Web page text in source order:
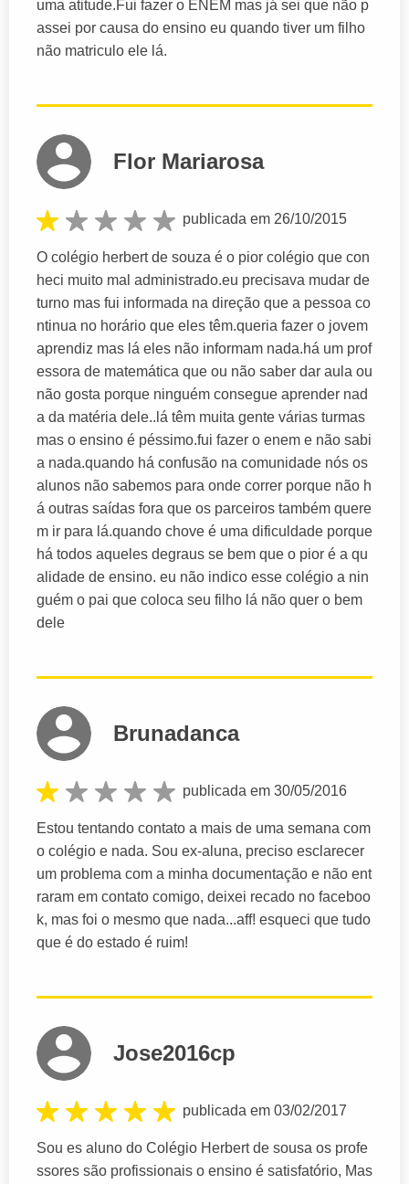
uma atitude.Fui fazer o ENEM mas já sei que não p
assei por causa do ensino eu quando tiver um filho
não matriculo ele lá.
Flor Mariarosa
publicada em 26/10/2015
O colégio herbert de souza é o pior colégio que con
heci muito mal administrado.eu precisava mudar de
turno mas fui informada na direção que a pessoa co
ntinua no horário que eles têm.queria fazer o jovem
aprendiz mas lá eles não informam nada.há um prof
essora de matemática que ou não saber dar aula ou
não gosta porque ninguém consegue aprender nad
a da matéria dele..lá têm muita gente várias turmas
mas o ensino é péssimo.fui fazer o enem e não sabi
a nada.quando há confusão na comunidade nós os
alunos não sabemos para onde correr porque não h
á outras saídas fora que os parceiros também quere
m ir para lá.quando chove é uma dificuldade porque
há todos aqueles degraus se bem que o pior é a qu
alidade de ensino. eu não indico esse colégio a nin
guém o pai que coloca seu filho lá não quer o bem
dele
Brunadanca
publicada em 30/05/2016
Estou tentando contato a mais de uma semana com
o colégio e nada. Sou ex-aluna, preciso esclarecer
um problema com a minha documentação e não ent
raram em contato comigo, deixei recado no faceboo
k, mas foi o mesmo que nada...aff! esqueci que tudo
que é do estado é ruim!
Jose2016cp
publicada em 03/02/2017
Sou es aluno do Colégio Herbert de sousa os profe
ssores são profissionais o ensino é satisfatório, Mas